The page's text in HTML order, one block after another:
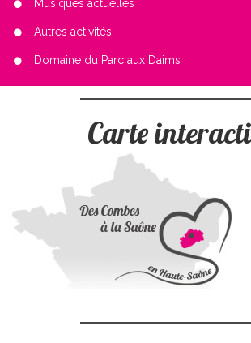
Musiques actuelles
Autres activités
Domaine du Parc aux Daims
Carte